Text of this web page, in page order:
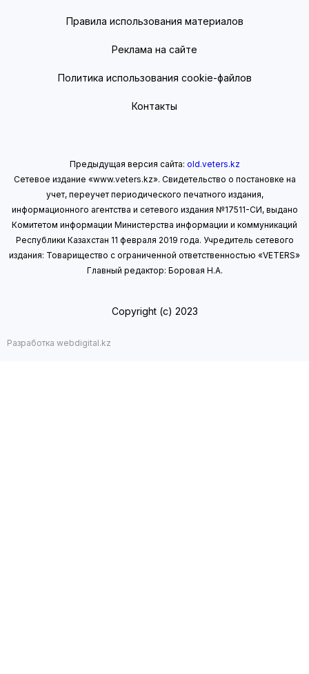
Правила использования материалов
Реклама на сайте
Политика использования cookie-файлов
Контакты
Предыдущая версия сайта: old.veters.kz
Сетевое издание «www.veters.kz». Свидетельство о постановке на
учет, переучет периодического печатного издания,
информационного агентства и сетевого издания №17511-СИ, выдано
Комитетом информации Министерства информации и коммуникаций
Республики Казахстан 11 февраля 2019 года. Учредитель сетевого
издания: Товарищество с ограниченной ответственностью «VETERS»
Главный редактор: Боровая Н.А.
Copyright (с) 2023
Разработка webdigital.kz